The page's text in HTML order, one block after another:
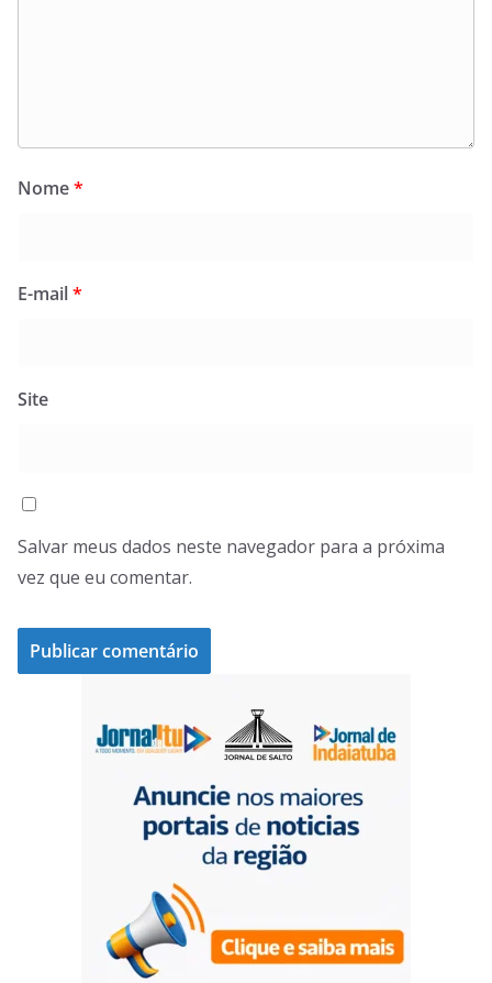
Nome*
E-mail*
Site
Salvar meus dados neste navegador para a próxima
vez que eu comentar.